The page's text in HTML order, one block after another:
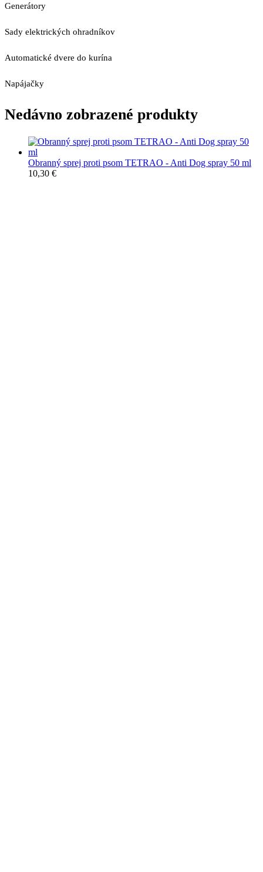
Generátory
Sady elektrických ohradníkov
Automatické dvere do kurína
Napájačky
Nedávno zobrazené produkty
Obranný sprej proti psom TETRAO - Anti Dog spray 50 ml
10,30 €